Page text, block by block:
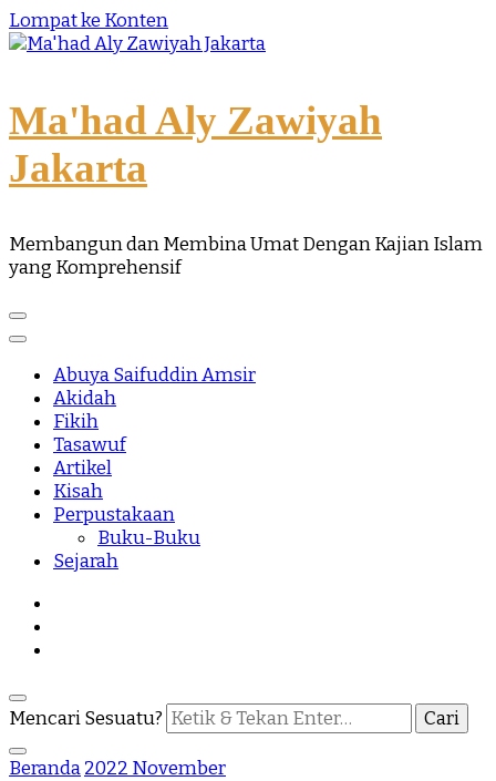
Lompat ke Konten
Ma'had Aly Zawiyah
Jakarta
Membangun dan Membina Umat Dengan Kajian Islam
yang Komprehensif
Abuya Saifuddin Amsir
Akidah
Fikih
Tasawuf
Artikel
Kisah
Perpustakaan
Buku-Buku
Sejarah
Mencari Sesuatu?
Beranda2022 November